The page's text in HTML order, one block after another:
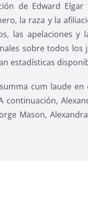
de Edward
la raza y la
las apelaciones y
sobre todos los
estadísticas
cum laude en
continuación,
Mason,